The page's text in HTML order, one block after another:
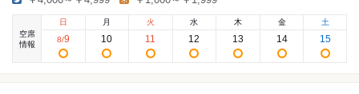
空席
情報
日
8/9
月
10
火
11
水
12
木
13
金
14
土
15